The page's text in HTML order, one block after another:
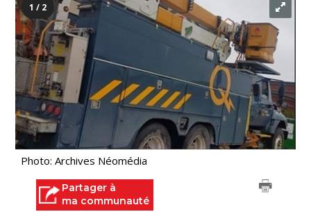
1 / 2
Photo: Archives Néomédia
Partager à
ma communauté